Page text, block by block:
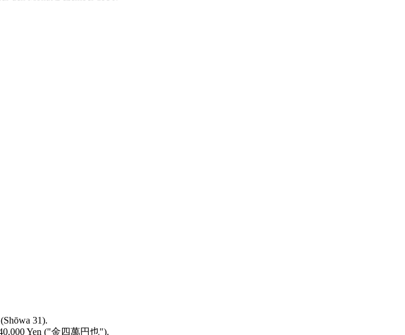
31).
Yen ("金四萬円也").